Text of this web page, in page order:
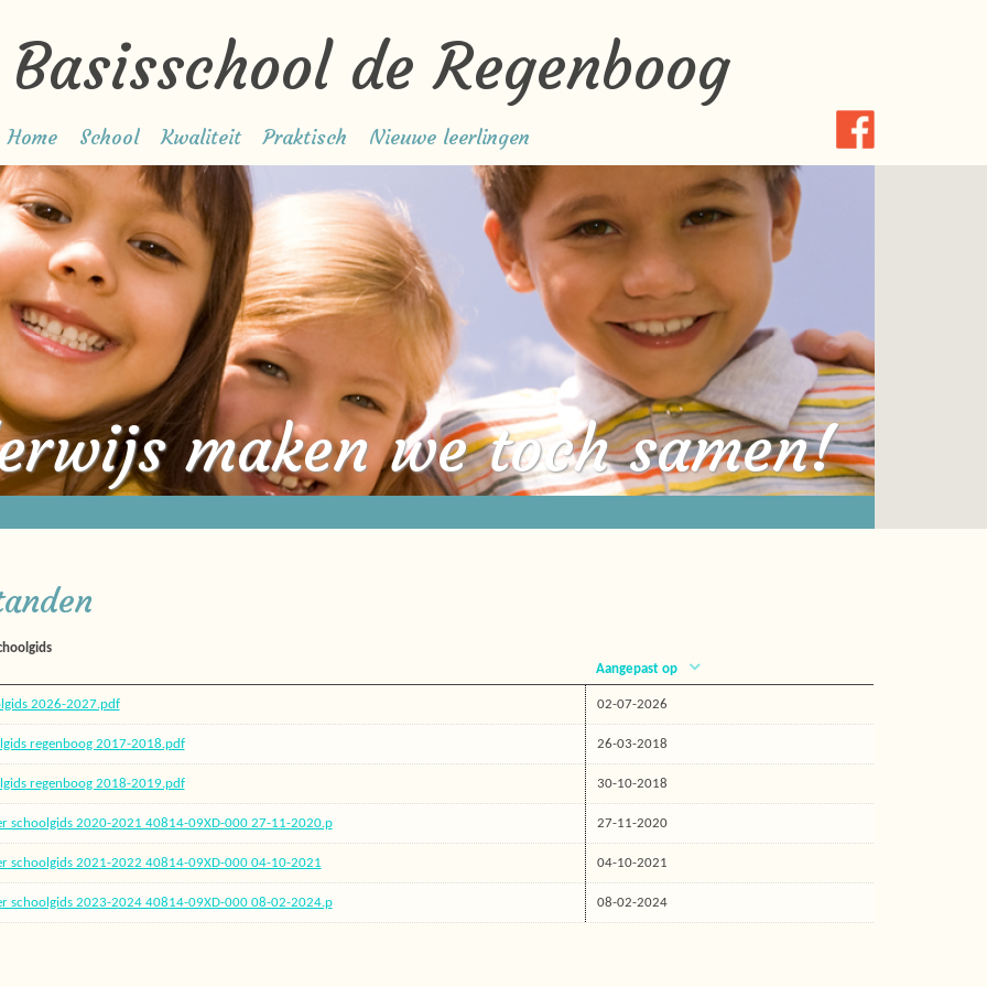
Basisschool de Regenboog
Home School Kwaliteit Praktisch Nieuwe leerlingen
maken we toch samen!
Aangepast op
2026-2027.pdf 02-07-2026
regenboog 2017-2018.pdf 26-03-2018
regenboog 2018-2019.pdf 30-10-2018
schoolgids 2020-2021 40814-09XD-000 27-11-2020.p 27-11-2020
schoolgids 2021-2022 40814-09XD-000 04-10-2021 04-10-2021
schoolgids 2023-2024 40814-09XD-000 08-02-2024.p 08-02-2024